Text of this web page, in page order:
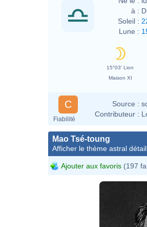
à :
Soleil :
Lune :
15°03' Lion
Maison XI
C
Fiabilité
Source :
Contributeur :
Mao Tsé-toung
Afficher le thème astral
Ajouter aux favoris (197